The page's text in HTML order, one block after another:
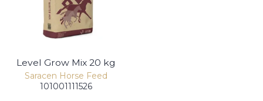
Level Grow Mix 20 kg
Saracen Horse Feed
101001111526